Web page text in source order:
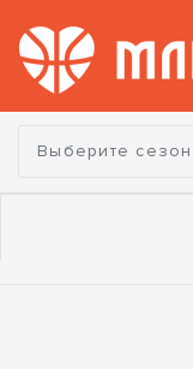
Турнир:
Выберите сезон